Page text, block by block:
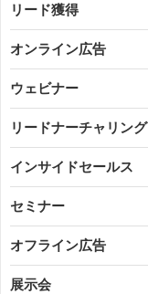
リード獲得
オンライン広告
ウェビナー
リードナーチャリング
インサイドセールス
セミナー
オフライン広告
展示会